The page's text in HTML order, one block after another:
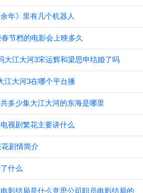
年》里有几个机器人
节档的电影会上映多久
大江大河3宋运辉和梁思申结婚了吗
江大河3在哪个平台播
多少集大江大河的东海是哪里
视剧繁花主要讲什么
剧情简介
什么
影结局是什么意思公司职员电影结局的